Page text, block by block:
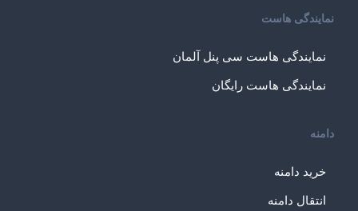
نمایندگی هاست
نمایندگی هاست سی پنل آلمان
نمایندگی هاست رایگان
دامنه
خرید دامنه
انتقال دامنه